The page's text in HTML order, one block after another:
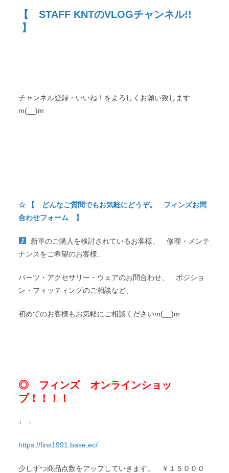
【 STAFF KNTのVLOGチャンネル!!
】
チャンネル登録・いいね！をよろしくお願い致します
m(__)m
☆ 【 どんなご質問でもお気軽にどうぞ。 フィンズお問
合わせフォーム 】
新車のご購入を検討されているお客様、 修理・メンテ
ナンスをご希望のお客様、
パーツ・アクセサリー・ウェアのお問合わせ、 ポジショ
ン・フィッティングのご相談など、
初めてのお客様もお気軽にご相談くださいm(__)m
◎ フィンズ オンラインショッ
プ！！！！
↓ ↓
https://fins1991.base.ec/
少しずつ商品点数をアップしていきます。 ￥１５０００